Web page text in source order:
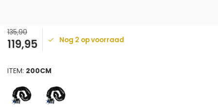
135,90
119,95 Nog 2 op voorraad
ITEM: 200CM